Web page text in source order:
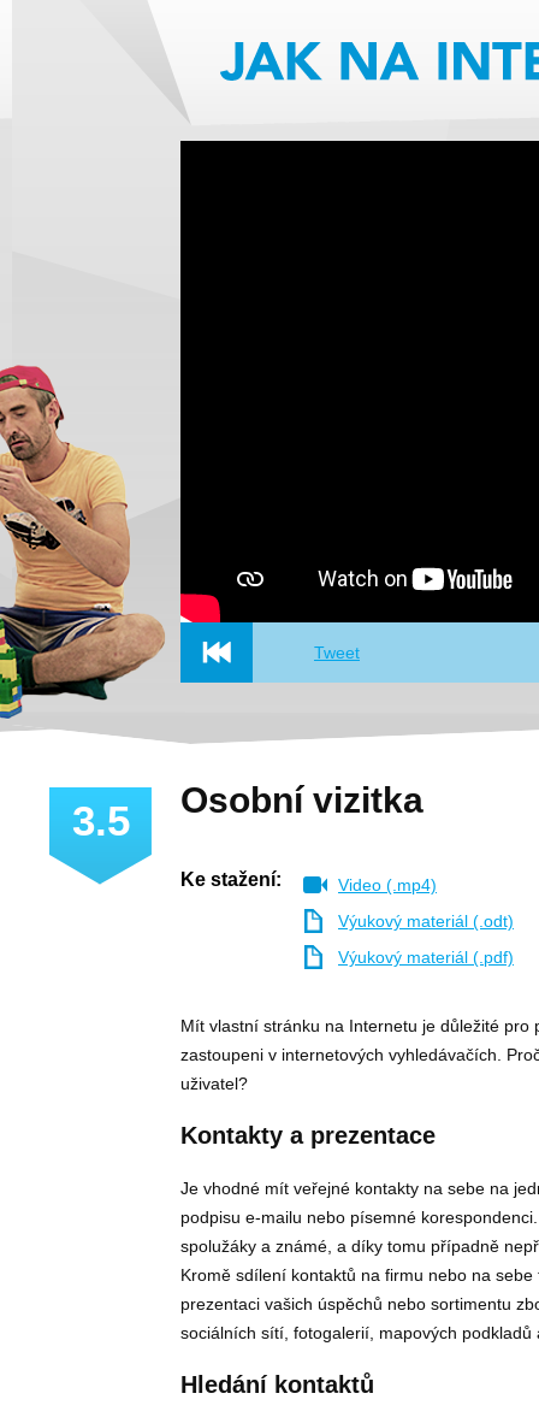
3.5
Tweet
Osobní vizitka
Ke stažení:
Video (.mp4)
Výukový materiál (.odt)
Výukový materiál (.pdf)
Mít vlastní stránku na Internetu je důležité
zastoupeni v internetových vyhledávačích.
uživatel?
Kontakty a prezentace
Je vhodné mít veřejné kontakty na sebe na
podpisu e-mailu nebo písemné
spolužáky a známé, a díky tomu případně
Kromě sdílení kontaktů na firmu nebo na
prezentaci vašich úspěchů nebo sortimentu
sociálních sítí, fotogalerií, mapových podkladů
Hledání kontaktů